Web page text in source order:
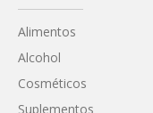
Alimentos
Alcohol
Cosméticos
Suplementos